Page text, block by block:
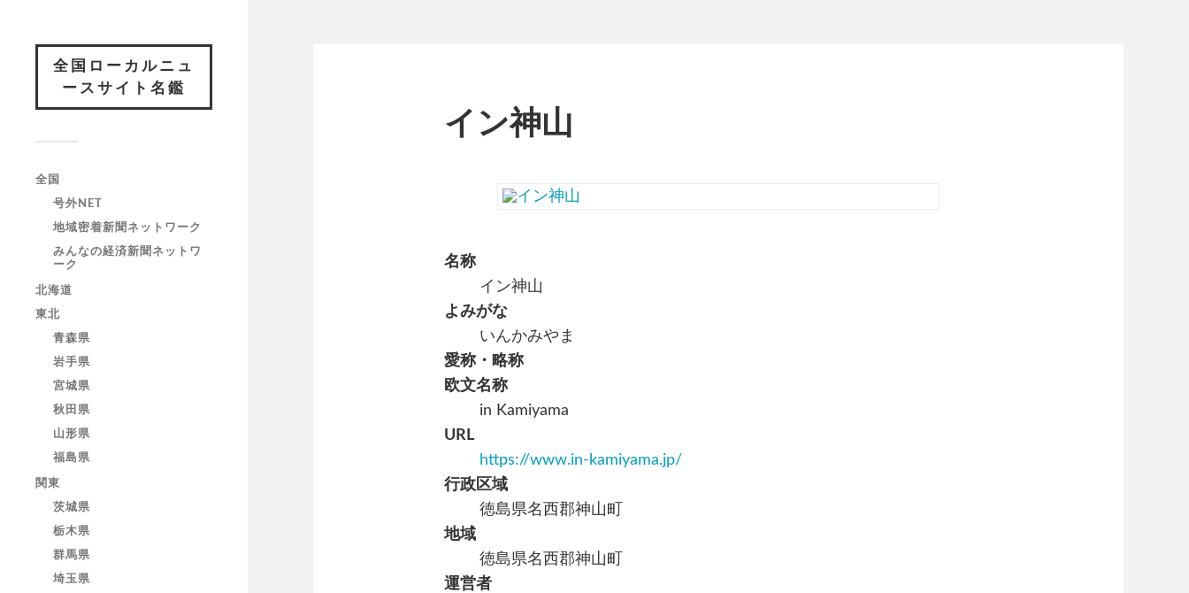
全国ローカルニュ
ースサイト名鑑
全国
号外NET
地域密着新聞ネットワーク
みんなの経済新聞ネットワ
ーク
北海道
東北
青森県
岩手県
宮城県
秋田県
山形県
福島県
関東
茨城県
栃木県
群馬県
埼玉県
イン神山
名称
イン神山
よみがな
いんかみやま
愛称・略称
欧文名称
in Kamiyama
URL
https://www.in-kamiyama.jp/
行政区域
徳島県名西郡神山町
地域
徳島県名西郡神山町
運営者